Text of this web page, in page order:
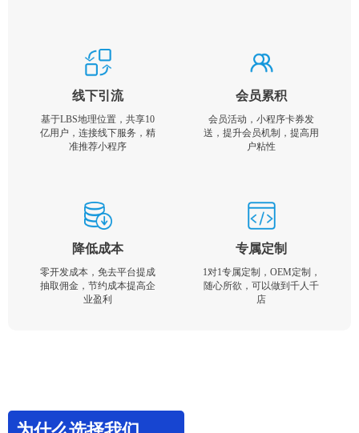
线下引流
基于LBS地理位置，共享10
亿用户，连接线下服务，精
准推荐小程序
会员累积
会员活动，小程序卡券发
送，提升会员机制，提高用
户粘性
降低成本
零开发成本，免去平台提成
抽取佣金，节约成本提高企
业盈利
专属定制
1对1专属定制，OEM定制，
随心所欲，可以做到千人千
店